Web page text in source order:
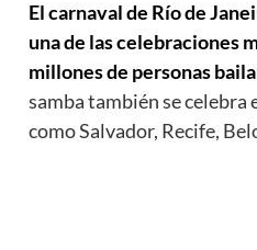
El carnaval de Río de
una de las celebraciones
millones de personas
samba también se celebra
como Salvador, Recife,